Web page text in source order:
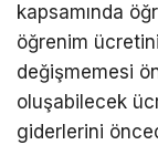
kapsamında
öğrenim
değişmemesi
oluşabilecek
giderlerini